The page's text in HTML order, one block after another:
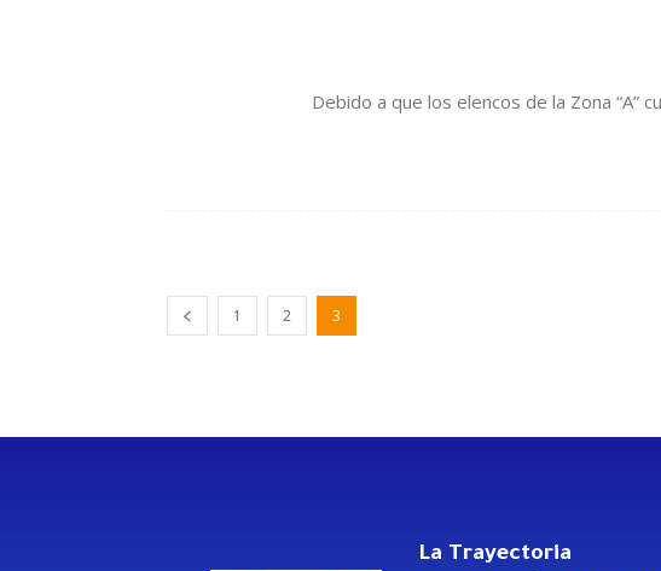
Debido a que los elencos de la Zona “A”
1 2 3
La Trayectoria